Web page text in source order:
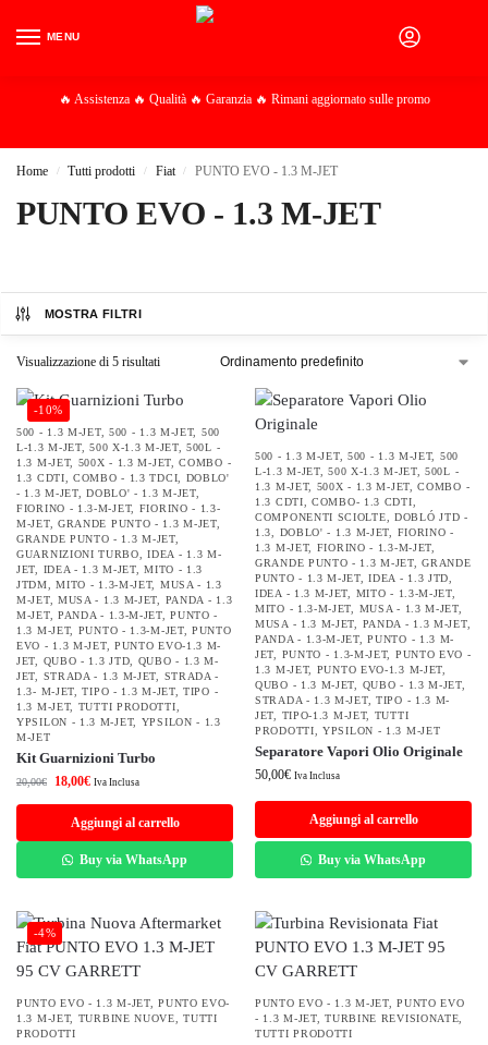
MENU
🔥 Assistenza 🔥 Qualità 🔥 Garanzia 🔥 Rimani aggiornato sulle promo
Home / Tutti prodotti / Fiat / PUNTO EVO - 1.3 M-JET
PUNTO EVO - 1.3 M-JET
MOSTRA FILTRI
Visualizzazione di 5 risultati
-10%
500 - 1.3 M-JET, 500 - 1.3 M-JET, 500
L-1.3 M-JET,500 X-1.3 M-JET,500L -
1.3 M-JET, 500X - 1.3 M-JET,COMBO -
1.3 CDTI ,COMBO - 1.3 TDCI
DOBLO'
- 1.3 M-JET,DOBLO' - 1.3 M-JET,
FIORINO - 1.3-M-JET, FIORINO - 1.3-
M-JET, GRANDE PUNTO - 1.3 M-JET,
GRANDE PUNTO - 1.3 M-JET,
GUARNIZIONI TURBO ,IDEA - 1.3 M-
JET
IDEA - 1.3 M-JET,MITO - 1.3
JTDM ,MITO - 1.3-M-JET, MUSA - 1.3
M-JET, MUSA - 1.3 M-JET
PANDA - 1.3
M-JET, PANDA - 1.3-M-JET,PUNTO -
1.3 M-JET, PUNTO - 1.3-M-JET,PUNTO
EVO - 1.3 M-JET, PUNTO EVO-1.3 M-
JET
QUBO - 1.3 JTD
QUBO - 1.3 M-
JET
STRADA - 1.3 M-JET
STRADA -
1.3- M-JET ,TIPO - 1.3 M-JET,TIPO -
1.3 M-JET, TUTTI PRODOTTI
YPSILON - 1.3 M-JET, YPSILON - 1.3
M-JET
Kit Guarnizioni Turbo
20,00€ 18,00€ Iva Inclusa
Aggiungi al carrello
Buy via WhatsApp
500 - 1.3 M-JET, 500 - 1.3 M-JET, 500
L-1.3 M-JET,500 X-1.3 M-JET,500L -
1.3 M-JET, 500X - 1.3 M-JET,COMBO -
1.3 CDTI ,COMBO- 1.3 CDTI
COMPONENTI SCIOLTE ,DOBLÓ JTD -
1.3
DOBLO' - 1.3 M-JET
FIORINO -
1.3 M-JET, FIORINO - 1.3-M-JET
GRANDE PUNTO - 1.3 M-JET,GRANDE
PUNTO - 1.3 M-JET,IDEA - 1.3 JTD
IDEA - 1.3 M-JET
MITO - 1.3-M-JET,
MITO - 1.3-M-JET
MUSA - 1.3 M-JET,
MUSA - 1.3 M-JET
PANDA - 1.3 M-JET,
PANDA - 1.3-M-JET,PUNTO - 1.3 M-
JET
PUNTO - 1.3-M-JET, PUNTO EVO -
1.3 M-JET, PUNTO EVO-1.3 M-JET
QUBO - 1.3 M-JET
QUBO - 1.3 M-JET,
STRADA - 1.3 M-JET,TIPO - 1.3 M-
JET
TIPO-1.3 M-JET, TUTTI
PRODOTTI ,YPSILON - 1.3 M-JET
Separatore Vapori Olio Originale
50,00€ Iva Inclusa
Aggiungi al carrello
Buy via WhatsApp
-4%
PUNTO EVO - 1.3 M-JET,PUNTO EVO-
1.3 M-JET, TURBINE NUOVE ,TUTTI
PRODOTTI
PUNTO EVO - 1.3 M-JET,PUNTO EVO
- 1.3 M-JET,TURBINE REVISIONATE
TUTTI PRODOTTI